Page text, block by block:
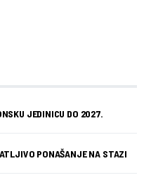
JEDINICU DO 2027.
PONAŠANJE NA STAZI